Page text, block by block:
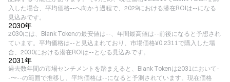
入した場合、平均価格--へ向かう過程で、2029における潜在ROIは--になる
見込みです。
2030年
2030には、Blank Tokenの最安値は--、年間最高値は--前後になると予想され
ています。平均価格は--と見込まれており、市場価格¥0.2311で購入した場
合、2030における潜在ROIは--となる見込みです。
2031年
過去数年間の市場センチメントを踏まえると、Blank Tokenは2031において-
-〜--の範囲で推移し、平均価格は--になると予測されています。現在価格